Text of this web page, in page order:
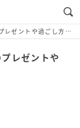
半年記念日でもっと仲良く！おすすめのプレゼントや過ごし方、サプライズを紹介
レゼントや